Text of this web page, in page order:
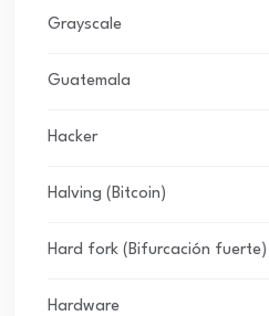
Grayscale
Guatemala
Hacker
Halving (Bitcoin)
Hard fork (Bifurcación fuerte)
Hardware